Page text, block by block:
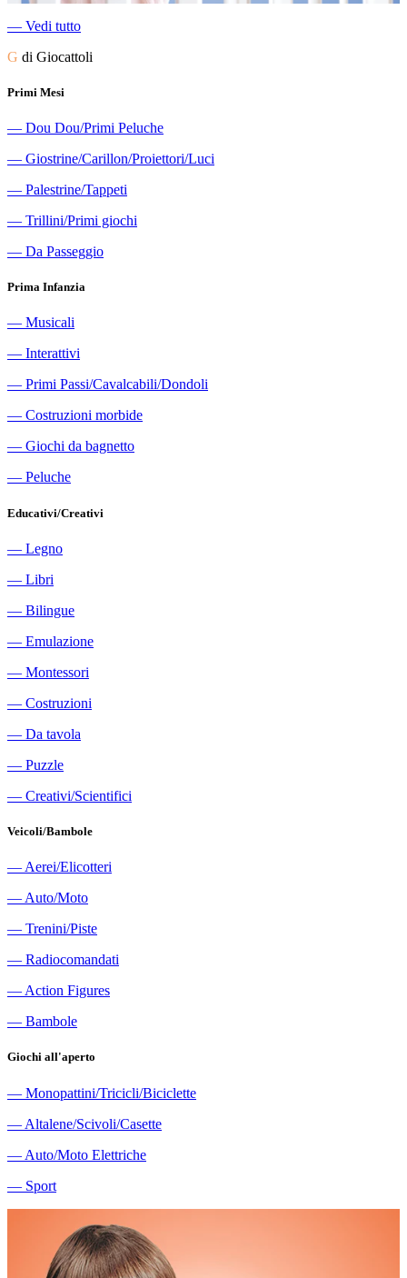
― Vedi tutto
G di Giocattoli
Primi Mesi
― Dou Dou/Primi Peluche
― Giostrine/Carillon/Proiettori/Luci
― Palestrine/Tappeti
― Trillini/Primi giochi
― Da Passeggio
Prima Infanzia
― Musicali
― Interattivi
― Primi Passi/Cavalcabili/Dondoli
― Costruzioni morbide
― Giochi da bagnetto
― Peluche
Educativi/Creativi
― Legno
― Libri
― Bilingue
― Emulazione
― Montessori
― Costruzioni
― Da tavola
― Puzzle
― Creativi/Scientifici
Veicoli/Bambole
― Aerei/Elicotteri
― Auto/Moto
― Trenini/Piste
― Radiocomandati
― Action Figures
― Bambole
Giochi all'aperto
― Monopattini/Tricicli/Biciclette
― Altalene/Scivoli/Casette
― Auto/Moto Elettriche
― Sport